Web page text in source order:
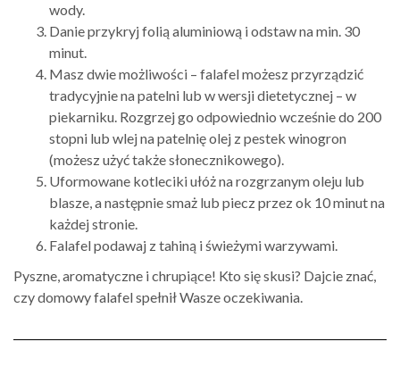
wody.
Danie przykryj folią aluminiową i odstaw na min. 30
minut.
Masz dwie możliwości – falafel możesz przyrządzić
tradycyjnie na patelni lub w wersji dietetycznej – w
piekarniku. Rozgrzej go odpowiednio wcześnie do 200
stopni lub wlej na patelnię olej z pestek winogron
(możesz użyć także słonecznikowego).
Uformowane kotleciki ułóż na rozgrzanym oleju lub
blasze, a następnie smaż lub piecz przez ok 10 minut na
każdej stronie.
Falafel podawaj z tahiną i świeżymi warzywami.
Pyszne, aromatyczne i chrupiące! Kto się skusi? Dajcie znać,
czy domowy falafel spełnił Wasze oczekiwania.